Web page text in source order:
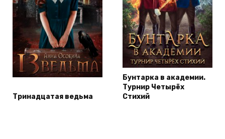
Тринадцатая ведьма
Бунтарка в академии.
Турнир Четырёх
Стихий